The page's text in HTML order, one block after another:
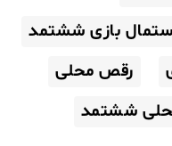
بازی ششتمد
رقص محلی
ششتمد